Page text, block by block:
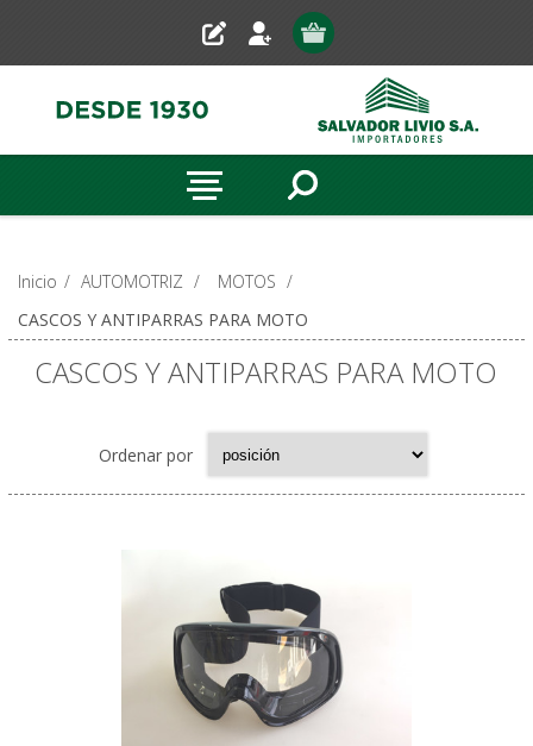
Inicio / AUTOMOTRIZ / MOTOS /
CASCOS Y ANTIPARRAS PARA MOTO
CASCOS Y ANTIPARRAS PARA MOTO
Ordenar por